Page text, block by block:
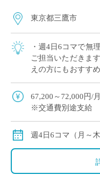
東京都三鷹市
・週4日6コマで無
ご担当いただきま
えの方にもおすす
授業をしたい方にお
67,200～72,000円/
※交通費別途支給
週4日6コマ（月～木